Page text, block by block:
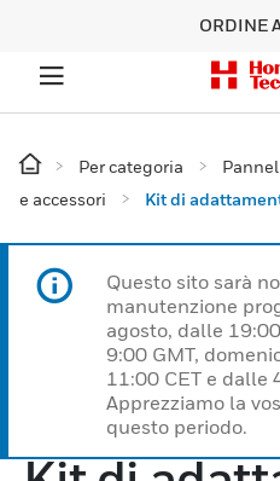
ORDINE
Per categoria
e accessori
Kit di
Questo sito sarà
manutenzione
agosto, dalle
9:00 GMT,
11:00 CET e dalle
Apprezziamo la
questo periodo.